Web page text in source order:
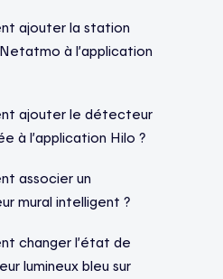
ajouter la station
à l’application
ajouter le détecteur
à l’application Hilo ?
associer un
mural intelligent ?
changer l’état de
lumineux bleu sur